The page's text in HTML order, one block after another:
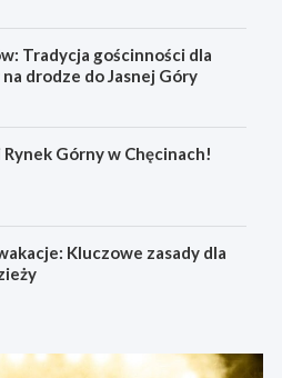
Tradycja gościnności dla
drodze do Jasnej Góry
Górny w Chęcinach!
Kluczowe zasady dla